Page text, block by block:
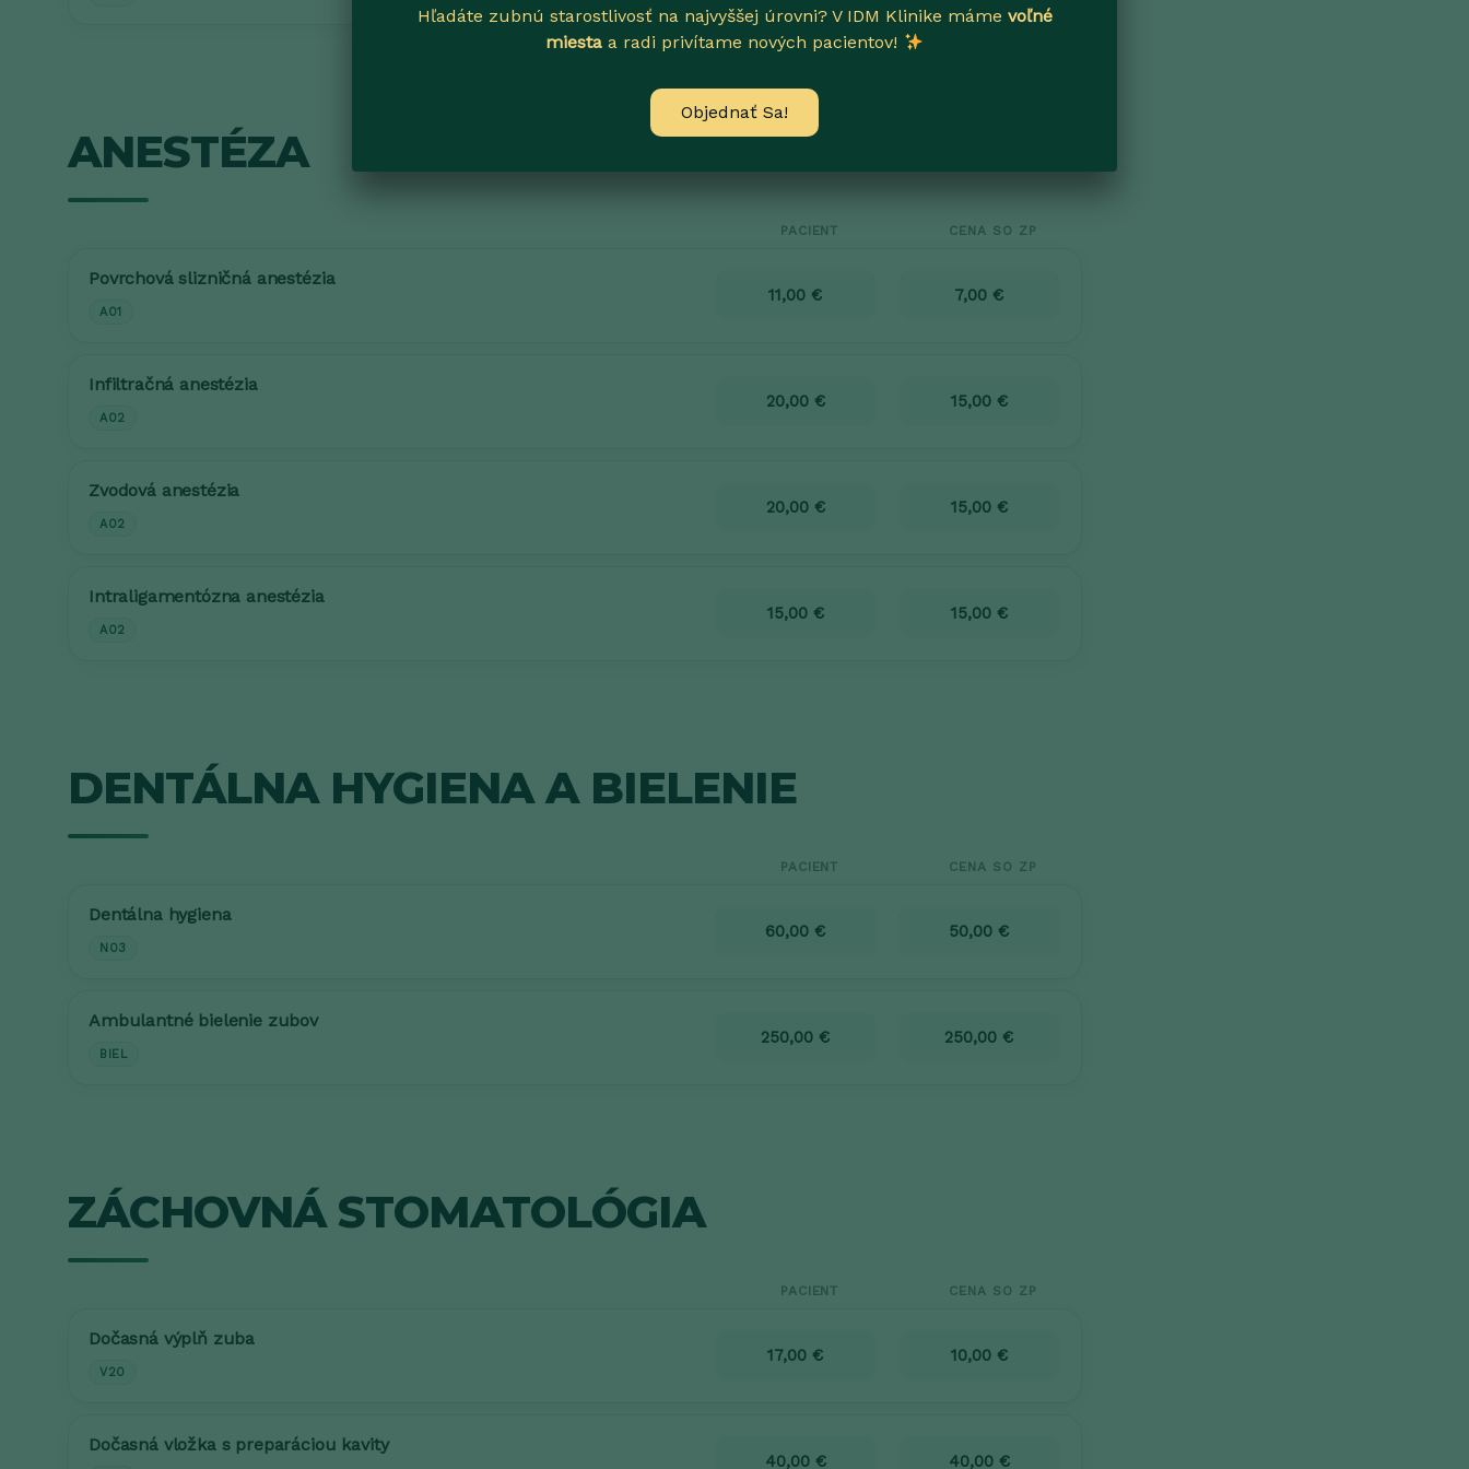
Hľadáte zubnú starostlivosť na najvyššej úrovni? V IDM Klinike máme voľné
miesta a radi privítame nových pacientov!
Objednať Sa!
ANESTÉZA
PACIENT CENA SO ZP
Povrchová slizničná anestézia
A01
11,00 € 7,00 €
Infiltračná anestézia
A02
20,00 € 15,00 €
Zvodová anestézia
A02
20,00 € 15,00 €
Intraligamentózna anestézia
A02
15,00 € 15,00 €
DENTÁLNA HYGIENA A BIELENIE
PACIENT CENA SO ZP
Dentálna hygiena
N03
60,00 € 50,00 €
Ambulantné bielenie zubov
BIEL
250,00 € 250,00 €
ZÁCHOVNÁ STOMATOLÓGIA
PACIENT CENA SO ZP
Dočasná výplň zuba
V20
17,00 € 10,00 €
Dočasná vložka s preparáciou kavity
40,00 € 40,00 €